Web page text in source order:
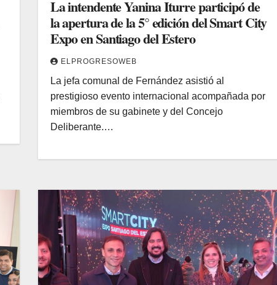
La intendente Yanina Iturre participó de
la apertura de la 5° edición del Smart City
Expo en Santiago del Estero
ELPROGRESOWEB
La jefa comunal de Fernández asistió al
prestigioso evento internacional acompañada por
miembros de su gabinete y del Concejo
Deliberante.…